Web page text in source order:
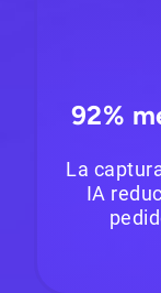
92%
La
IA